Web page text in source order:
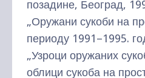
позадине, Београд,
„Оружани сукоби на
периоду 1991–1995.
„Узроци оружаних
облици сукоба на